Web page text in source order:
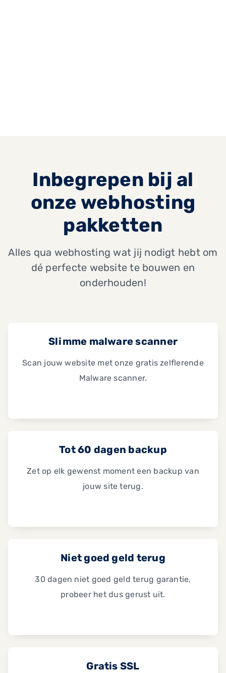
Inbegrepen bij al
onze webhosting
pakketten
Alles qua webhosting wat jij nodigt hebt om
dé perfecte website te bouwen en
onderhouden!
Slimme malware scanner
Scan jouw website met onze gratis zelflerende
Malware scanner.
Tot 60 dagen backup
Zet op elk gewenst moment een backup van
jouw site terug.
Niet goed geld terug
30 dagen niet goed geld terug garantie,
probeer het dus gerust uit.
Gratis SSL